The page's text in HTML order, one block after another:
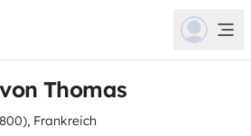
Thomas
Frankreich